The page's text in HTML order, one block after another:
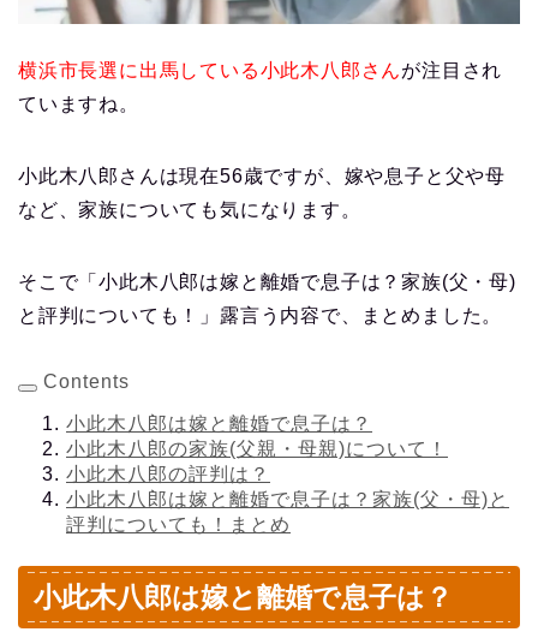
横浜市長選に出馬している小此木八郎さんが注目され
ていますね。
小此木八郎さんは現在56歳ですが、嫁や息子と父や母
など、家族についても気になります。
そこで「小此木八郎は嫁と離婚で息子は？家族(父・母)
と評判についても！」露言う内容で、まとめました。
Contents
小此木八郎は嫁と離婚で息子は？
小此木八郎の家族(父親・母親)について！
小此木八郎の評判は？
小此木八郎は嫁と離婚で息子は？家族(父・母)と
評判についても！まとめ
小此木八郎は嫁と離婚で息子は？